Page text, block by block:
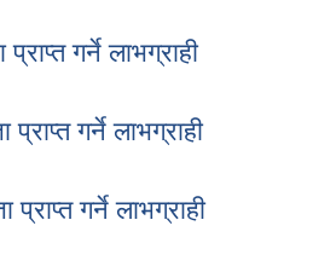
गर्ने लाभग्राही
गर्ने लाभग्राही
गर्ने लाभग्राही
गर्ने लाभग्राही
गर्ने लाभग्राही
गर्ने लाभग्राही
गर्ने लाभग्राही